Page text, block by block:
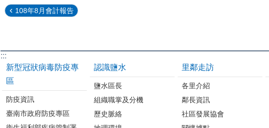
108年8月會計報告
:::
新型冠狀病毒防疫專
區
防疫資訊
臺南市政府防疫專區
認識鹽水
鹽水區長
組織職掌及分機
歷史脈絡
里鄰走訪
各里介紹
鄰長資訊
社區發展協會